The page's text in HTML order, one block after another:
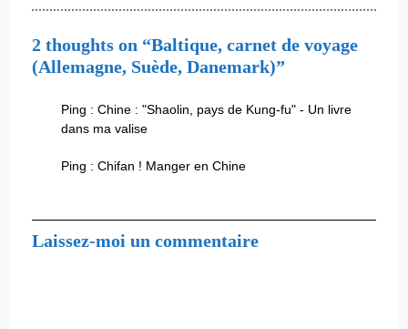
2 thoughts on “Baltique, carnet de voyage
(Allemagne, Suède, Danemark)”
Ping : Chine : "Shaolin, pays de Kung-fu" - Un livre
dans ma valise
Ping : Chifan ! Manger en Chine
Laissez-moi un commentaire